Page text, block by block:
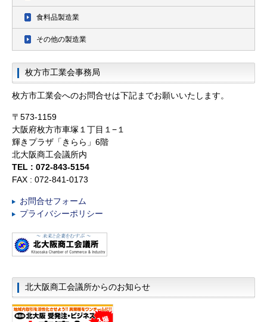
食料品製造業
その他の製造業
枚方市工業会事務局
枚方市工業会へのお問合せは下記までお願いいたします。
〒573-1159
大阪府枚方市車塚１丁目１−１
輝きプラザ「きらら」6階
北大阪商工会議所内
TEL : 072-843-5154
FAX : 072-841-0173
お問合せフォーム
プライバシーポリシー
北大阪商工会議所からのお知らせ